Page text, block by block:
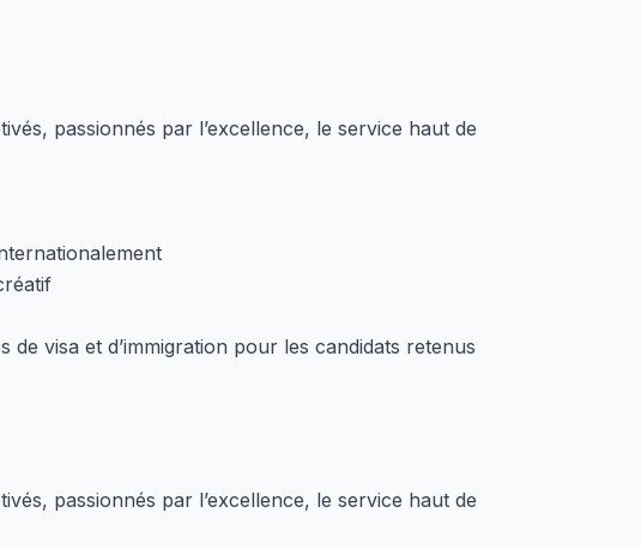
passionnés par l’excellence, le service haut de
de visa et d’immigration pour les candidats retenus
passionnés par l’excellence, le service haut de